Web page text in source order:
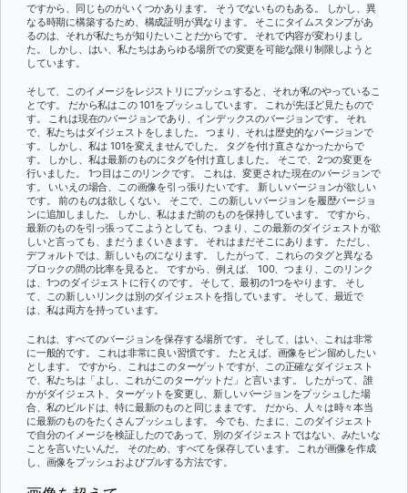
ですから、同じものがいくつかあります。 そうでないものもある。 しかし、異
なる時期に構築するため、構成証明が異なります。 そこにタイムスタンプがあ
るのは、それが私たちが知りたいことだからです。 それで内容が変わりまし
た。 しかし、はい、私たちはあらゆる場所での変更を可能な限り制限しようと
しています。
そして、このイメージをレジストリにプッシュすると、それが私のやっているこ
とです。 だから私はこの 101をプッシュしています。 これが先ほど見たもので
す。 これは現在のバージョンであり、インデックスのバージョンです。 それ
で、私たちはダイジェストをしました。 つまり、それは歴史的なバージョンで
す。 しかし、私は 101を変えませんでした。 タグを付け直さなかったからで
す。 しかし、私は最新のものにタグを付け直しました。 そこで、2つの変更を
行いました。 1つ目はこのリンクです。 これは、変更された現在のバージョンで
す。 いいえの場合、この画像を引っ張りたいです。 新しいバージョンが欲しい
です。 前のものは欲しくない。 そこで、この新しいバージョンを履歴バージョ
ンに追加しました。 しかし、私はまだ前のものを保持しています。 ですから、
最新のものを引っ張ってこようとしても、つまり、この最新のダイジェストが欲
しいと言っても、まだうまくいきます。 それはまだそこにあります。 ただし、
デフォルトでは、新しいものになります。 したがって、これらのタグと異なる
ブロックの間の比率を見ると。 ですから、例えば、 100、つまり、このリンク
は、1つのダイジェストに行くのです。 そして、最初の1つをやります。 そし
て、この新しいリンクは別のダイジェストを指しています。 そして、最近で
は、私は両方を持っています。
これは、すべてのバージョンを保存する場所です。 そして、はい、これは非常
に一般的です。 これは非常に良い習慣です。 たとえば、画像をピン留めしたい
とします。 ですから、これはこのターゲットですが、この正確なダイジェスト
で、私たちは「よし、これがこのターゲットだ」と言います。 したがって、誰
かがダイジェスト、ターゲットを変更し、新しいバージョンをプッシュした場
合、私のビルドは、特に最新のものと同じままです。 だから、人々は時々本当
に最新のものをたくさんプッシュします。 今でも、たまに、このダイジェスト
で自分のイメージを検証したのであって、別のダイジェストではない、みたいな
ことを言いたいんだ。 そのため、すべてを保存しています。 これが画像を作成
し、画像をプッシュおよびプルする方法です。